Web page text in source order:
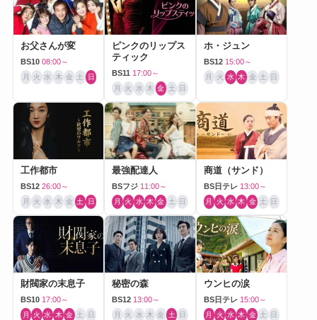
お父さんが変
BS10 08:00～
月 火 水 木 金 土 日
ピンクのリップス
ティック
BS11 17:00～
月 火 水 木 金 土 日
ホ・ジュン
BS12 15:00～
月 火 水 木 金 土 日
工作都市
BS12 26:00～
月 火 水 木 金 土 日
最強配達人
BSフジ 11:00～
月 火 水 木 金 土 日
商道（サンド）
BS日テレ 13:00～
月 火 水 木 金 土 日
財閥家の末息子
BS10 17:00～
月 火 水 木 金 土 日
秘密の森
BS12 13:00～
月 火 水 木 金 土 日
ウンヒの涙
BS日テレ 15:00～
月 火 水 木 金 土 日